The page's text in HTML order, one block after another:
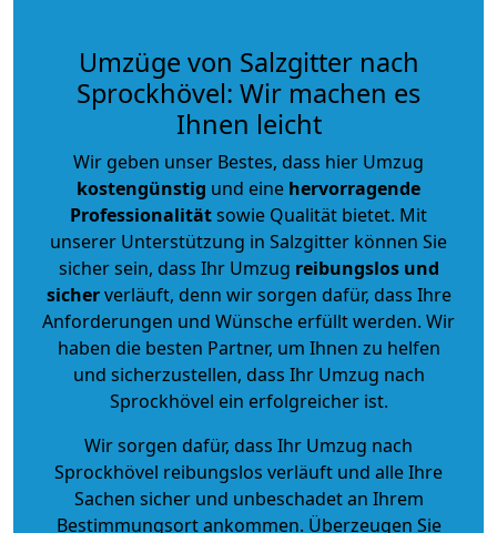
Umzüge von Salzgitter nach
Sprockhövel: Wir machen es
Ihnen leicht
Wir geben unser Bestes, dass hier Umzug
kostengünstig und eine hervorragende
Professionalitätsowie Qualität bietet. Mit
unserer Unterstützung in Salzgitter können Sie
sicher sein, dass Ihr Umzug reibungslos und
sicherverläuft, denn wir sorgen dafür, dass Ihre
Anforderungen und Wünsche erfüllt werden. Wir
haben die besten Partner, um Ihnen zu helfen
und sicherzustellen, dass Ihr Umzug nach
Sprockhövel ein erfolgreicher ist.
Wir sorgen dafür, dass Ihr Umzug nach
Sprockhövel reibungslos verläuft und alle Ihre
Sachen sicher und unbeschadet an Ihrem
Bestimmungsort ankommen. Überzeugen Sie